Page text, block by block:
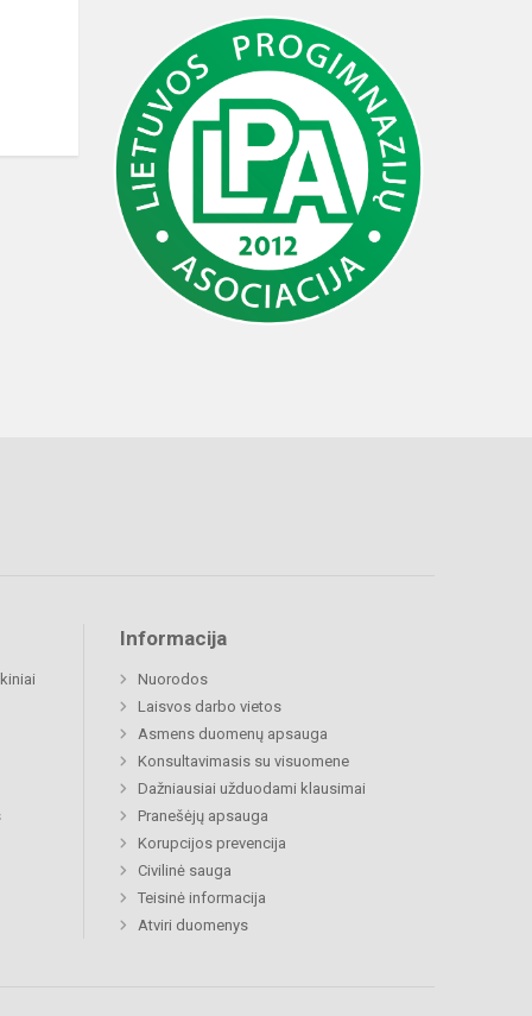
Informacija
Nuorodos
Laisvos darbo vietos
Asmens duomenų apsauga
Konsultavimasis su visuomene
Dažniausiai užduodami klausimai
Pranešėjų apsauga
Korupcijos prevencija
Civilinė sauga
Teisinė informacija
Atviri duomenys